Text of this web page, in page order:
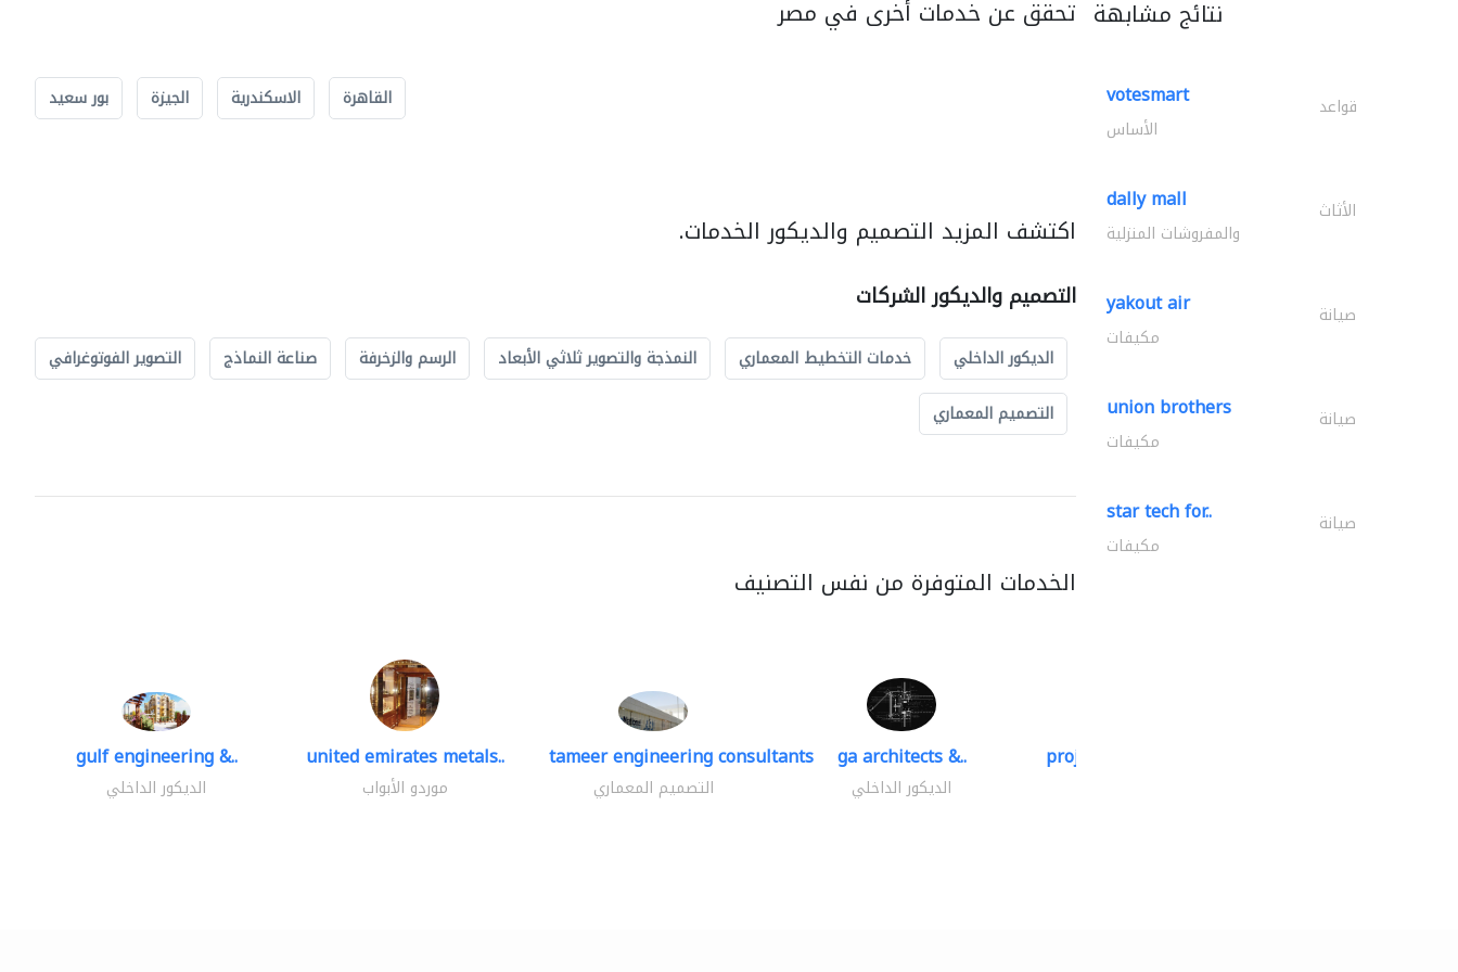
تحقق عن خدمات أخرى في مصر
القاهرة الاسكندرية الجيزة بور سعيد
اكتشف المزيد التصميم والديكور الخدمات.
التصميم والديكور الشركات
الديكور الداخلي خدمات التخطيط المعماري النمذجة والتصوير ثلاثي الأبعاد الرسم والزخرفة صناعة النماذج
التصوير الفوتوغرافي
التصميم المعماري
الخدمات المتوفرة من نفس التصنيف
gulf engineering &..
الديكور الداخلي
united emirates metals..
موردو الأبواب
tameer engineering consultants
التصميم المعماري
ga architects &..
الديكور الداخلي
projeco contracting interior..
نتائج مشابهة
votesmart قواعد
الأساس
dally mall الأثاث
والمفروشات المنزلية
yakout air صيانة
مكيفات
union brothers صيانة
مكيفات
star tech for.. صيانة
مكيفات